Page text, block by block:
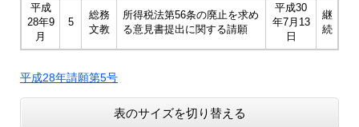
平成
28年9
月
5
総務
文教
所得税法第56条の廃止を求め
る意見書提出に関する請願
平成30
年7月13
日
継
続
平成28年請願第5号
表のサイズを切り替える